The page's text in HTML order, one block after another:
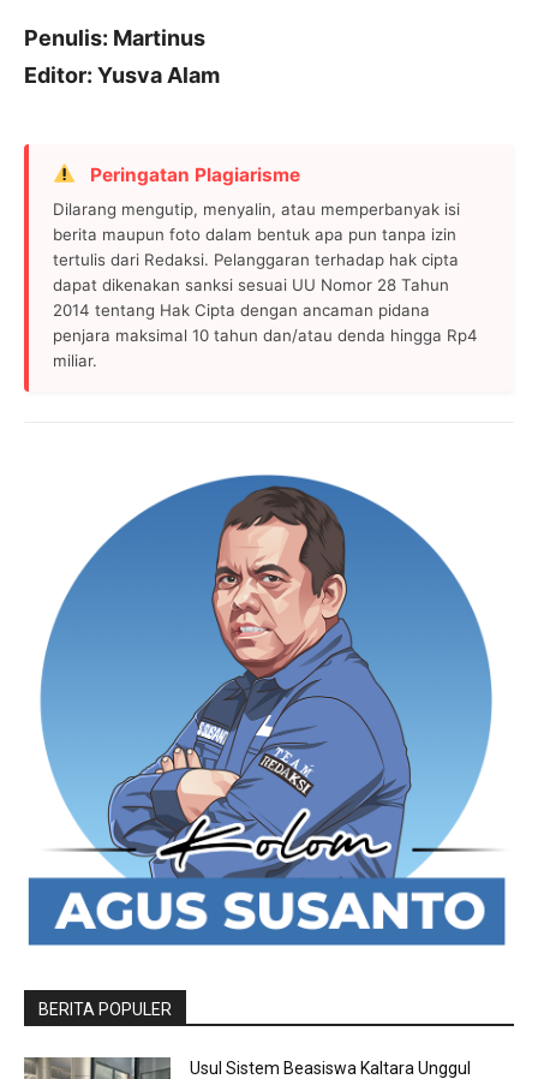
Penulis: Martinus
Editor: Yusva Alam
Peringatan Plagiarisme
Dilarang mengutip, menyalin, atau memperbanyak isi
berita maupun foto dalam bentuk apa pun tanpa izin
tertulis dari Redaksi. Pelanggaran terhadap hak cipta
dapat dikenakan sanksi sesuai UU Nomor 28 Tahun
2014 tentang Hak Cipta dengan ancaman pidana
penjara maksimal 10 tahun dan/atau denda hingga Rp4
miliar.
BERITA POPULER
Usul Sistem Beasiswa Kaltara Unggul